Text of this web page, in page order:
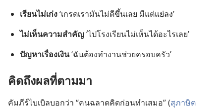
เรียน​ไม่​เก่ง‘เก​รด​เรา​มัน​ไม่​ดี​ขึ้น​เลย มี​แต่​แย่​ลง’
ไม่​เห็น​ความ​สำคัญ‘ไป​โรง​เรียน​ไม่​เห็น​ได้​อะไร​เลย’
ปัญหา​เรื่อง​เงิน‘ฉัน​ต้อง​ทำ​งาน​ช่วย​ครอบครัว’
คิด​ถึง​ผล​ที่​ตาม​มา
คัมภีร์​ไบเบิล​บอก​ว่า “คน​ฉลาด​คิด​ก่อน​ทำ​เสมอ” (สุภาษิต